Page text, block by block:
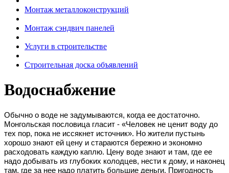
Монтаж металлоконструкций
Монтаж сэндвич панелей
Услуги в строительстве
Строительная доска объявлений
Водоснабжение
Обычно о воде не задумываются, когда ее достаточно.
Монгольская пословица гласит - «Человек не ценит воду до
тех пор, пока не иссякнет источник». Но жители пустынь
хорошо знают ей цену и стараются бережно и экономно
расходовать каждую каплю. Цену воде знают и там, где ее
надо добывать из глубоких колодцев, нести к дому, и наконец
там, где за нее надо платить большие деньги. Пригодность